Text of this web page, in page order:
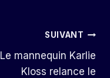
SUIVANT
Le mannequin Karlie
Kloss relance le